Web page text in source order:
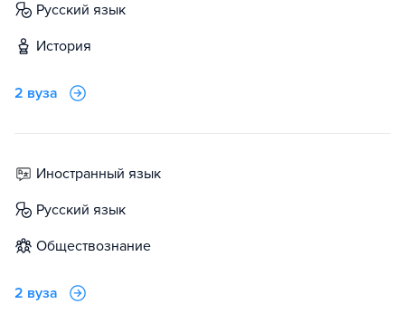
русский язык
история
2 вуза
иностранный язык
русский язык
обществознание
2 вуза